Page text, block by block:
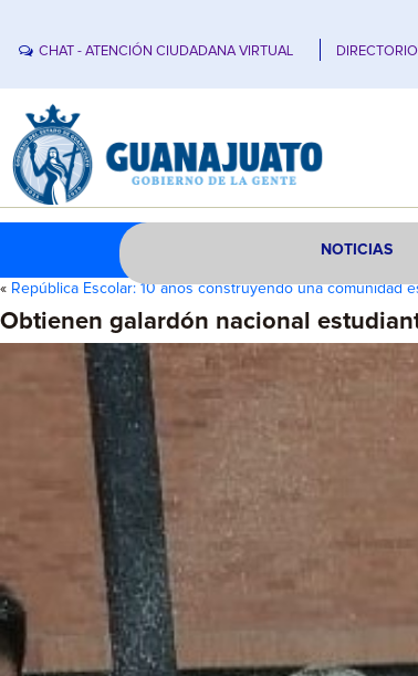
CHAT - ATENCIÓN CIUDADANA VIRTUAL DIRECTORIO
NOTICIAS
« República Escolar: 10 años construyendo una comunidad
Obtienen galardón nacional